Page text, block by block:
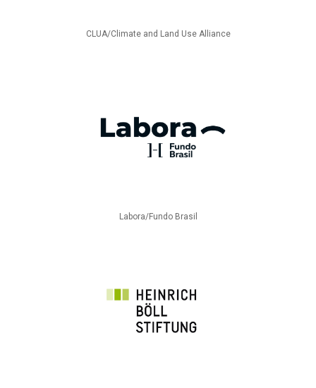
CLUA/Climate and Land Use Alliance
Labora/Fundo Brasil